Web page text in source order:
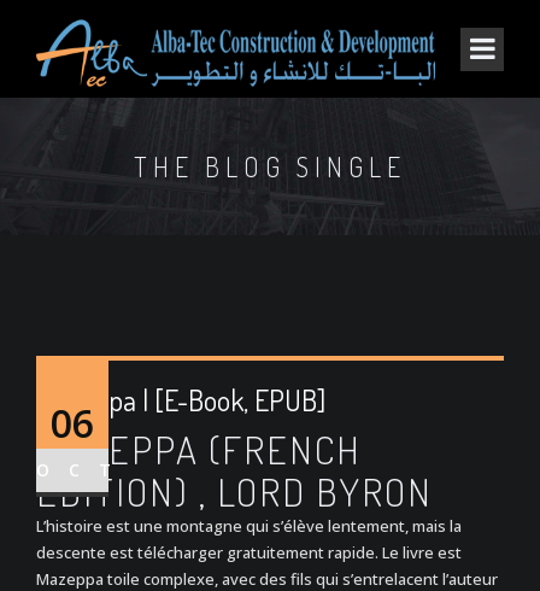
THE BLOG SINGLE
06
OCT
Mazeppa | [E-Book, EPUB]
MAZEPPA (FRENCH
EDITION) , LORD BYRON
L’histoire est une montagne qui s’élève lentement, mais la
descente est télécharger gratuitement rapide. Le livre est
Mazeppa toile complexe, avec des fils qui s’entrelacent l’auteur